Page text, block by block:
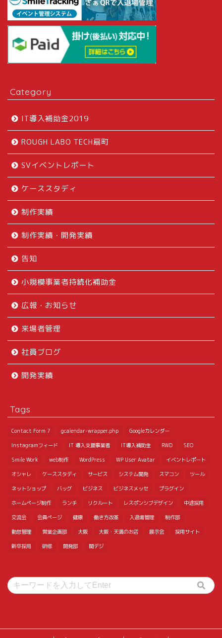
Category
IT導入補助金2019
ROUGH LABO TECH扇町
SVイベントレポート
ケーススタディ
制作実績
制作実績・開発実績
告知
小規模事業者持続化補助金
広報・お知らせ
来場者管理
社員ブログ
開発実績
Tags
Contact Form 7 gcalendar-wrapper.php Googleカレンダー
Instagramフィード IT 導入支援事業者 IT導入補助金 RWD SEO
Smile Work web制作 WordPress WP User Avatar イベントレポート
オシャレ ケーススタディ サービス システム開発 スマコン ツール
ネットショップ バッグ ビジネス ビジネスメッセ プラグイン
ホームページ制作 ランチ リクルート レスポンシブデザイン 中途採用
交流会 会員ページ 健康 働き方改革 入退場管理 制作部
勤怠管理 営業企画部 大阪 大阪・天満のお店 展示会 採用サイト
新卒採用 研修 開発部 関デジ